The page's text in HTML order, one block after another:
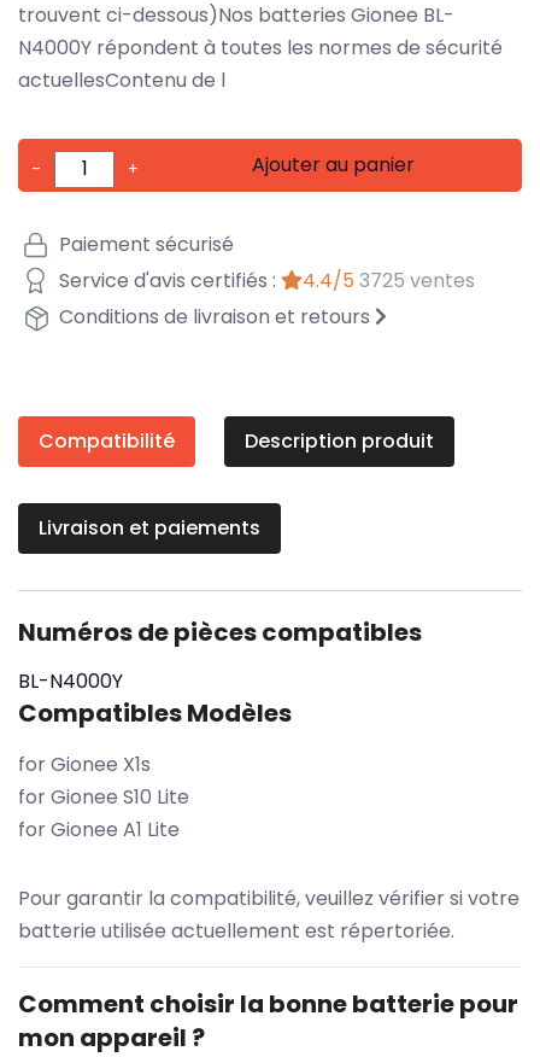
trouvent ci-dessous)Nos batteries Gionee BL-
N4000Y répondent à toutes les normes de sécurité
actuellesContenu de l
- + Ajouter au panier
Paiement sécurisé
Service d'avis certifiés :
4.4/5 3725 ventes
Conditions de livraison et retours
Compatibilité Description produit
Livraison et paiements
Numéros de pièces compatibles
BL-N4000Y
Compatibles Modèles
for Gionee X1s
for Gionee S10 Lite
for Gionee A1 Lite
Pour garantir la compatibilité, veuillez vérifier si votre
batterie utilisée actuellement est répertoriée.
Comment choisir la bonne batterie pour
mon appareil ?